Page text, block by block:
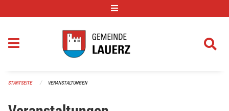
STARTSEITE VERANSTALTUNGEN